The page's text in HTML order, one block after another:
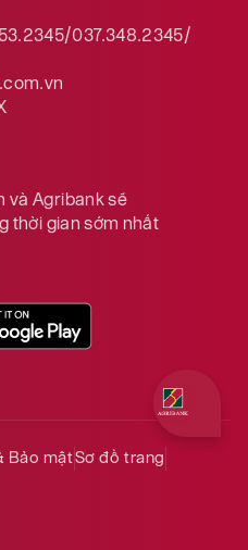
037.348.2345/
và Agribank sẽ
thời gian sớm nhất
Bảo mậtSơ đồ trang
Quý